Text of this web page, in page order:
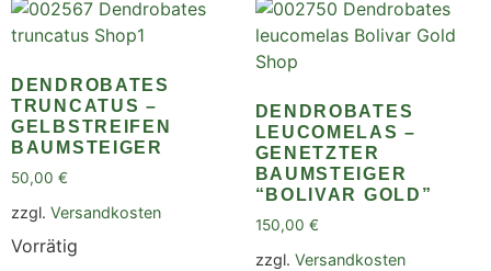
DENDROBATES
TRUNCATUS –
GELBSTREIFEN
BAUMSTEIGER
50,00 €
zzgl. Versandkosten
Vorrätig
DENDROBATES
LEUCOMELAS –
GENETZTER
BAUMSTEIGER
“BOLIVAR GOLD”
150,00 €
zzgl. Versandkosten